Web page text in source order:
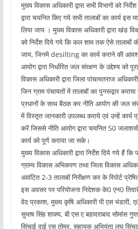
मुख्य विकास अधिकारी द्वारा सभी विभागों को
द्वारा चयनित किए गये सभी तालाबों का कार्य
लिया जाय । मुख्य विकास अधिकारी द्वारा खंड
को निर्देश दिये गये कि कल शाम तक ऐसे तालाबों
जाय, जिनमे desilting का कार्य कराने की
आयोग द्वारा निर्धारित जल संरक्षण के उद्देश्य को
विकास अधिकारी द्वारा जिला पांचायतराज
जिन ग्राम पंचायतों में तालाबों का पुनरूद्वार
प्रधानों के साथ बैठक कर नीति आयोग की जल
में विस्तृत जानकारी उपलब्ध कराये एवं उन्हें कार्य
करें जिससे नीति आयोग द्वारा चयनित 50
कार्य को पूर्ण कराया जा सके।
मुख्य विकास अधिकारी द्वारा निर्देश दिये गये हैं
ग्राम्य विकास अभिकरण तथा जिला विकास
आवंटित 2-3 तालाबों निरीक्षण कर के रिपोर्ट
इस अवसर पर परियोजना निदेशक के0 एन0
वेद प्रकाश, मुख्य कृषि अधिकारी पी एस भंडारी,
सुभाष सिंह शाक्य, बी एस ए बहादराबाद सोमांस
सिंचाई वाई एस तोमर, सहायक अभियंता लघु